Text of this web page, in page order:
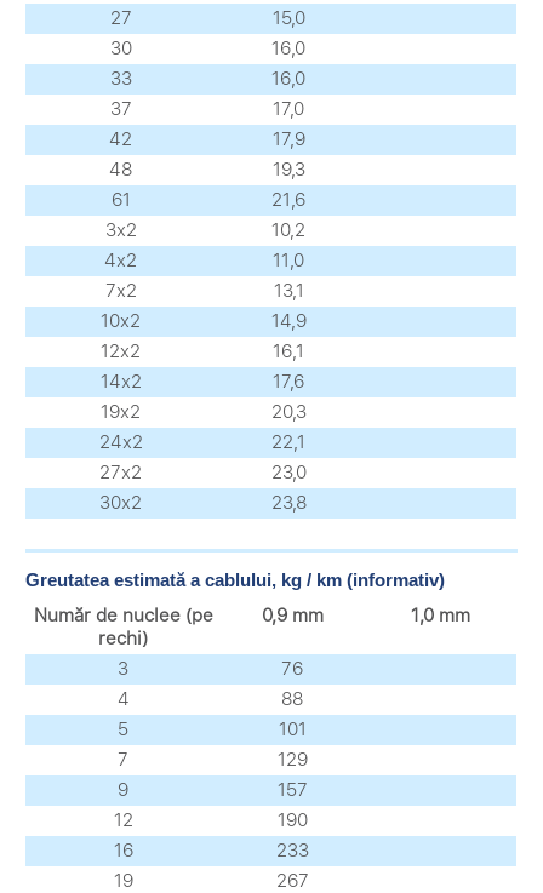
27
15,0
30
16,0
33
16,0
37
17,0
42
17,9
48
19,3
61
21,6
3х2
10,2
4х2
11,0
7х2
13,1
10х2
14,9
12х2
16,1
14х2
17,6
19х2
20,3
24х2
22,1
27х2
23,0
30х2
23,8
Greutatea estimată a cablului, kg / km (informativ)
Număr de nuclee (pe
rechi)
0,9 mm 1,0 mm
3
76
4
88
5
101
7
129
9
157
12
190
16
233
19
267